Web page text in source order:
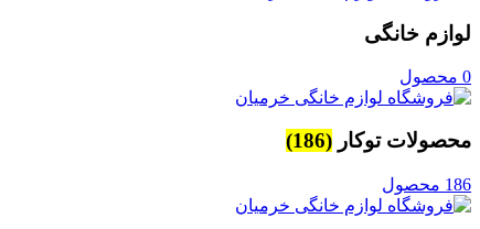
لوازم خانگی
0 محصول
محصولات توکار (186)
186 محصول